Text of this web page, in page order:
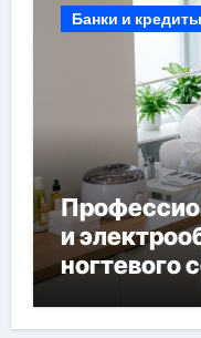
Банки и кредиты
и
ногтевого
депиляции